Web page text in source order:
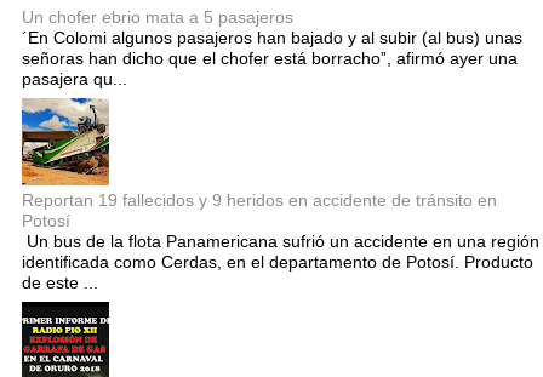
Un chofer ebrio mata a 5 pasajeros
´En Colomi algunos pasajeros han bajado y al subir (al bus) unas
señoras han dicho que el chofer está borracho”, afirmó ayer una
pasajera qu...
Reportan 19 fallecidos y 9 heridos en accidente de tránsito en
Potosí
Un bus de la flota Panamericana sufrió un accidente en una región
identificada como Cerdas, en el departamento de Potosí. Producto
de este ...